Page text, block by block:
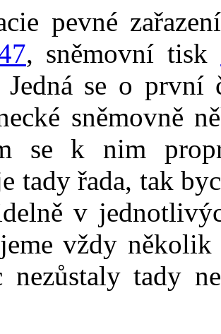
pevné
, sněmovní tisk
Jedná se o
sněmovně
se k nim
tady řada, tak
v
vždy
nezůstaly tady